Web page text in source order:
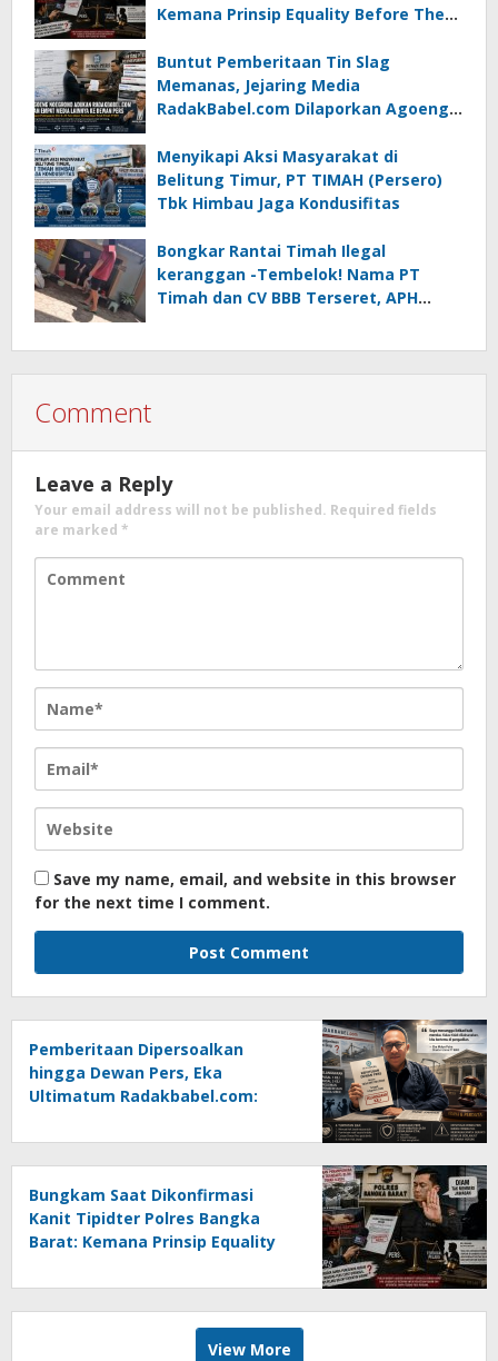
Kemana Prinsip Equality Before The
Buntut Pemberitaan Tin Slag
Memanas, Jejaring Media
RadakBabel.com Dilaporkan Agoeng
Menyikapi Aksi Masyarakat di
Belitung Timur, PT TIMAH (Persero)
Tbk Himbau Jaga Kondusifitas
Bongkar Rantai Timah Ilegal
keranggan -Tembelok! Nama PT
Timah dan CV BBB Terseret, APH
Comment
Leave a Reply
Your email address will not be published. Required fields
are marked *
Save my name, email, and website in this browser
for the next time I comment.
Pemberitaan Dipersoalkan
hingga Dewan Pers, Eka
Ultimatum Radakbabel.com:
Tempuh Jalur Hukum
Bungkam Saat Dikonfirmasi
Kanit Tipidter Polres Bangka
Barat: Kemana Prinsip Equality
View More